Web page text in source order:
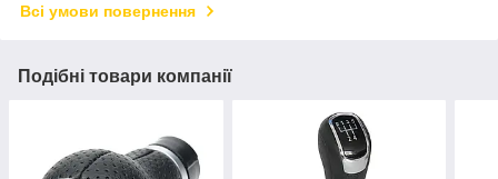
Всі умови повернення
Подібні товари компанії